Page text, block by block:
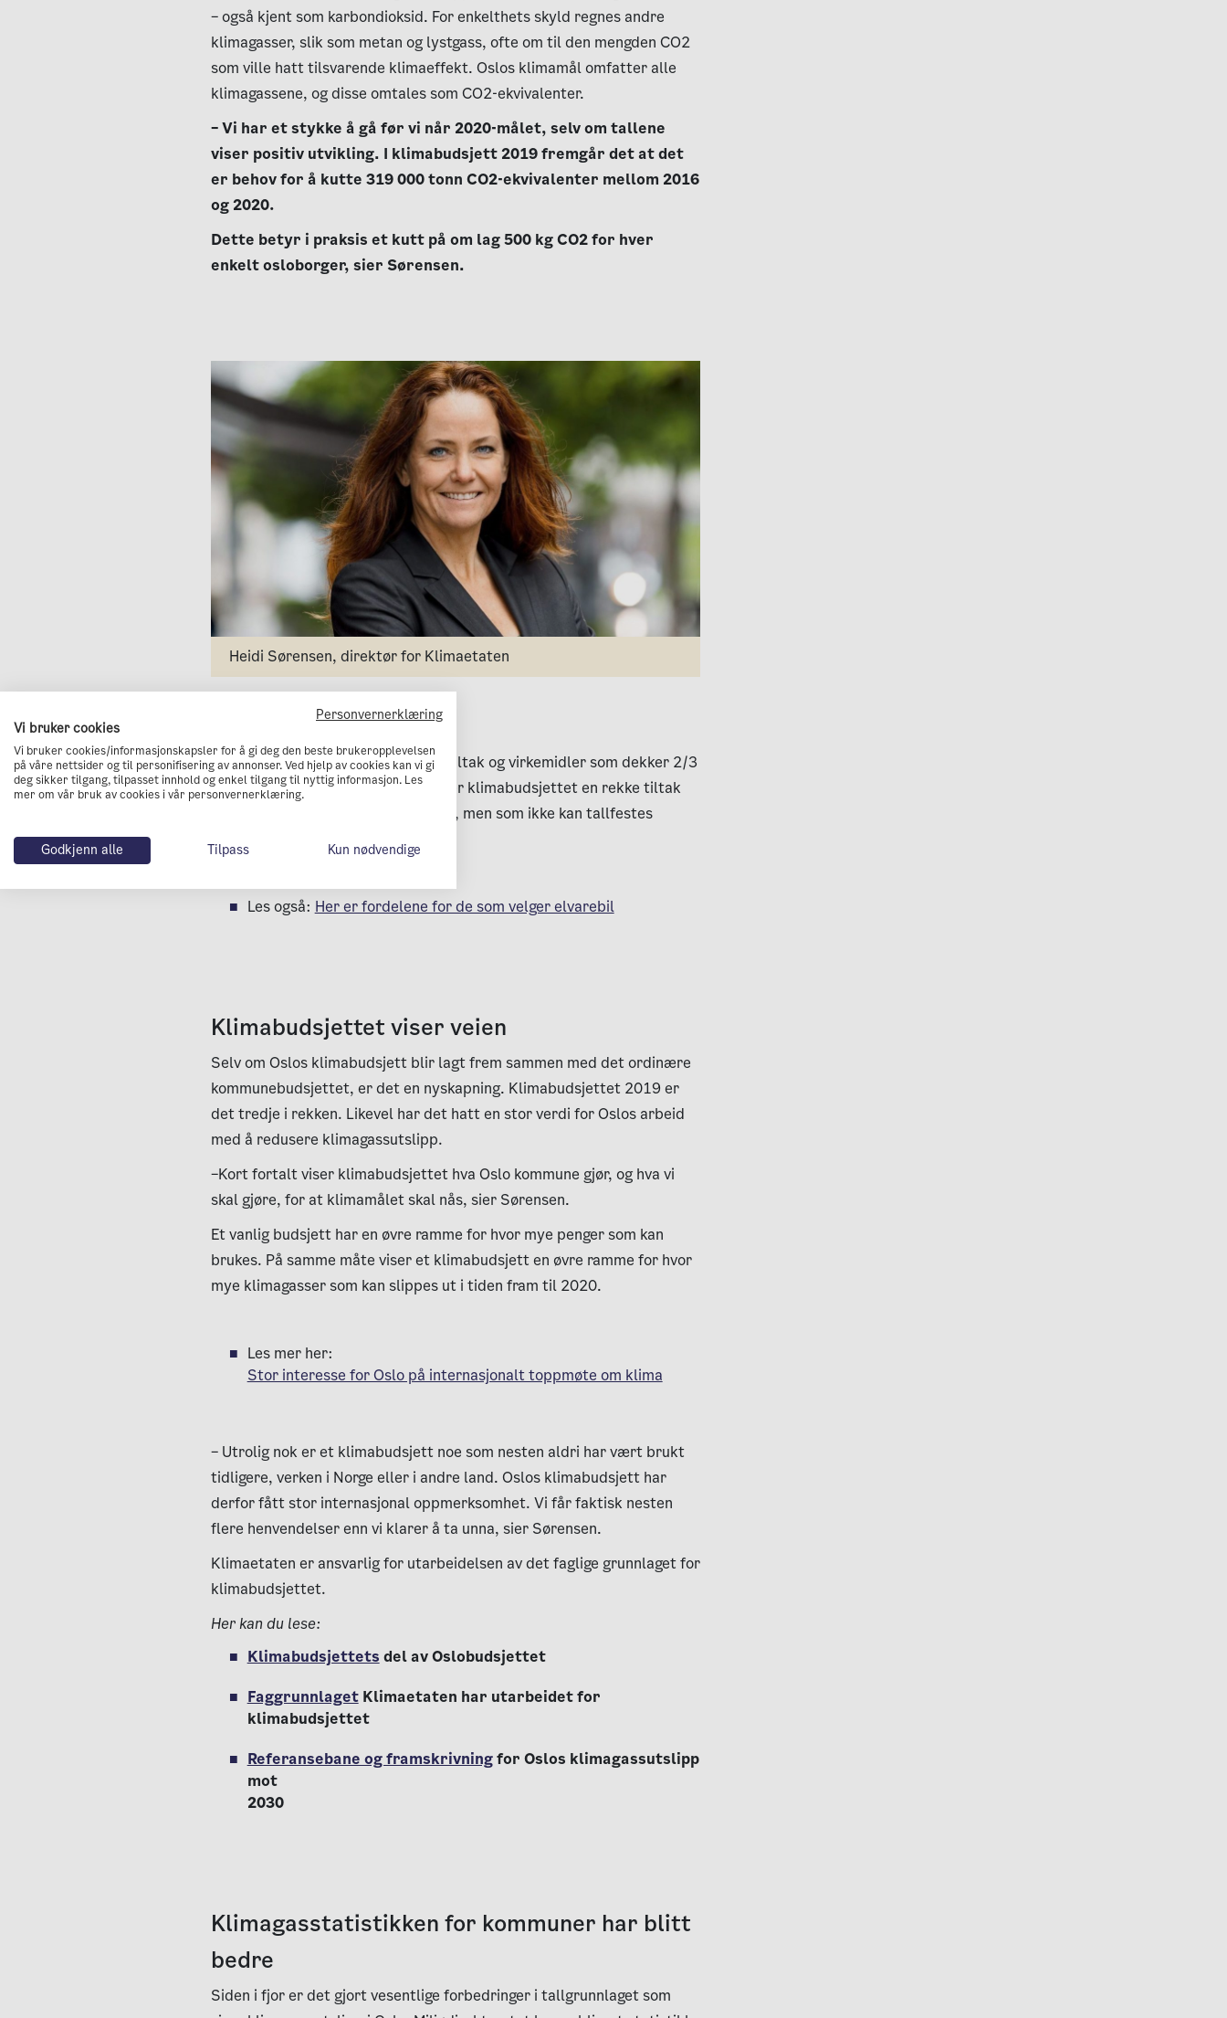
– også kjent som karbondioksid. For enkelthets skyld regnes andre
klimagasser, slik som metan og lystgass, ofte om til den mengden CO2
som ville hatt tilsvarende klimaeffekt. Oslos klimamål omfatter alle
klimagassene, og disse omtales som CO2-ekvivalenter.
– Vi har et stykke å gå før vi når 2020-målet, selv om tallene
viser positiv utvikling. I klimabudsjett 2019 fremgår det at det
er behov for å kutte 319 000 tonn CO2-ekvivalenter mellom 2016
og 2020.
Dette betyr i praksis et kutt på om lag 500 kg CO2 for hver
enkelt osloborger, sier Sørensen.
Heidi Sørensen, direktør for Klimaetaten
I klimabudsjettet er det tallfestet tiltak og virkemidler som dekker 2/3
av dette behovet. I tillegg inneholder klimabudsjettet en rekke tiltak
som vil bidra til utslippsreduksjoner, men som ikke kan tallfestes
basert på et faglig grunnlag.
Les også: Her er fordelene for de som velger elvarebil
Klimabudsjettet viser veien
Selv om Oslos klimabudsjett blir lagt frem sammen med det ordinære
kommunebudsjettet, er det en nyskapning. Klimabudsjettet 2019 er
det tredje i rekken. Likevel har det hatt en stor verdi for Oslos arbeid
med å redusere klimagassutslipp.
–Kort fortalt viser klimabudsjettet hva Oslo kommune gjør, og hva vi
skal gjøre, for at klimamålet skal nås, sier Sørensen.
Et vanlig budsjett har en øvre ramme for hvor mye penger som kan
brukes. På samme måte viser et klimabudsjett en øvre ramme for hvor
mye klimagasser som kan slippes ut i tiden fram til 2020.
Les mer her:
Stor interesse for Oslo på internasjonalt toppmøte om klima
– Utrolig nok er et klimabudsjett noe som nesten aldri har vært brukt
tidligere, verken i Norge eller i andre land. Oslos klimabudsjett har
derfor fått stor internasjonal oppmerksomhet. Vi får faktisk nesten
flere henvendelser enn vi klarer å ta unna, sier Sørensen.
Klimaetaten er ansvarlig for utarbeidelsen av det faglige grunnlaget for
klimabudsjettet.
Her kan du lese:
Klimabudsjettets del av Oslobudsjettet
FaggrunnlagetKlimaetaten har utarbeidet for
klimabudsjettet
Referansebane og framskrivningfor Oslos klimagassutslipp
mot
2030
Klimagasstatistikken for kommuner har blitt
bedre
Siden i fjor er det gjort vesentlige forbedringer i tallgrunnlaget som
Personvernerklæring
Vi bruker cookies
Vi bruker cookies/informasjonskapsler for å gi deg den beste brukeropplevelsen
på våre nettsider og til personifisering av annonser. Ved hjelp av cookies kan vi gi
deg sikker tilgang, tilpasset innhold og enkel tilgang til nyttig informasjon. Les
mer om vår bruk av cookies i vår personvernerklæring.
Godkjenn alle Tilpass Kun nødvendige